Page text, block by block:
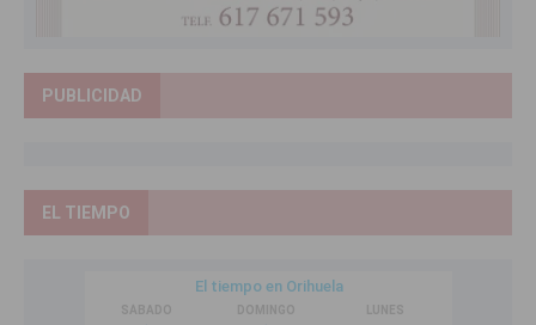
PUBLICIDAD
EL TIEMPO